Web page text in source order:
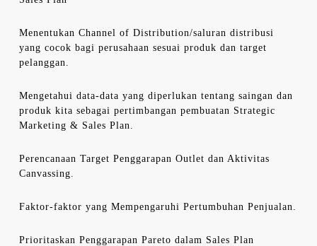
Menentukan Channel of Distribution/saluran distribusi
yang cocok bagi perusahaan sesuai produk dan target
pelanggan.
Mengetahui data-data yang diperlukan tentang saingan dan
produk kita sebagai pertimbangan pembuatan Strategic
Marketing & Sales Plan.
Perencanaan Target Penggarapan Outlet dan Aktivitas
Canvassing.
Faktor-faktor yang Mempengaruhi Pertumbuhan Penjualan.
Prioritaskan Penggarapan Pareto dalam Sales Plan